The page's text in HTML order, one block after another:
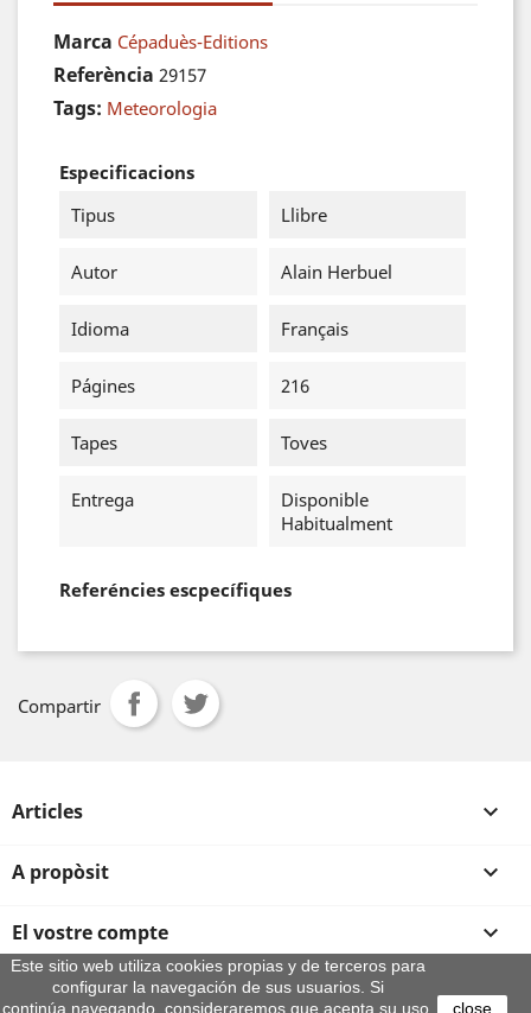
Marca Cépaduès-Editions
Referència 29157
Tags: Meteorologia
Especificacions
Tipus
Llibre
Autor Alain Herbuel
Idioma Français
Págines 216
Tapes Toves
Entrega
Disponible
Habitualment
Referéncies escpecífiques
Compartir
Articles 
A propòsit 
El vostre compte 
Informació sobre la botiga
Este sitio web utiliza cookies propias y de terceros para
configurar la navegación de sus usuarios. Si
continúa navegando, consideraremos que acepta su uso.
close